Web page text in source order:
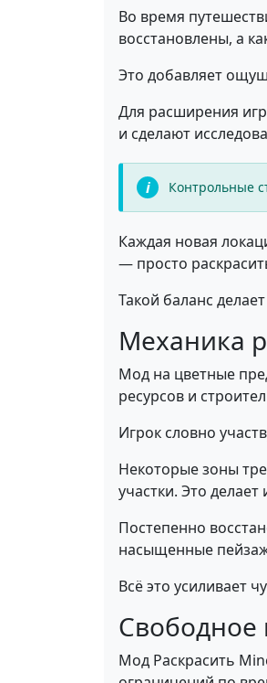
Во время
восстановлены, а
Это добавляет
Для расширения
и сделают
Контрольные
Каждая новая
— просто
Такой баланс
Механика
Мод на цветные
ресурсов и
Игрок словно
Некоторые зоны
участки. Это
Постепенно
насыщенные
Всё это усиливает
Мод Раскрасить